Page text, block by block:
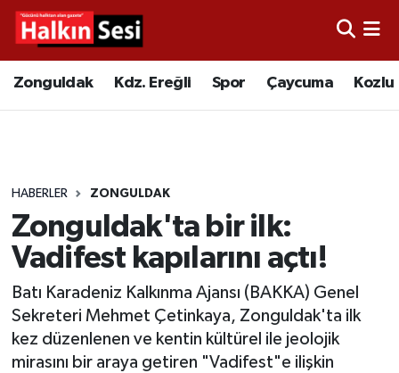
Zonguldak Kdz. Ereğli Spor Çaycuma Kozlu
HABERLER ZONGULDAK
Zonguldak'ta bir ilk:
Vadifest kapılarını açtı!
Batı Karadeniz Kalkınma Ajansı (BAKKA) Genel
Sekreteri Mehmet Çetinkaya, Zonguldak'ta ilk
kez düzenlenen ve kentin kültürel ile jeolojik
mirasını bir araya getiren "Vadifest"e ilişkin
Video
Çaycuma
Alaplı
Asayiş
Bartın
Merkez Hava Durumu
Tüm Manşetler
Son Dakika Haberleri
Haber Arşivi